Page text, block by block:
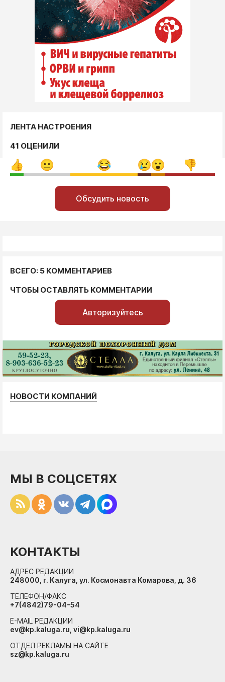
ЛЕНТА НАСТРОЕНИЯ
41 ОЦЕНИЛИ
Обсудить новость
ВСЕГО: 5 КОММЕНТАРИЕВ
ЧТОБЫ ОСТАВЛЯТЬ КОММЕНТАРИИ
Авторизуйтесь
НОВОСТИ КОМПАНИЙ
МЫ В СОЦСЕТЯХ
КОНТАКТЫ
АДРЕС РЕДАКЦИИ
248000, г. Калуга, ул. Космонавта Комарова, д. 36
ТЕЛЕФОН/ФАКС
+7(4842)79-04-54
E-MAIL РЕДАКЦИИ
ev@kp.kaluga.ru, vi@kp.kaluga.ru
ОТДЕЛ РЕКЛАМЫ НА САЙТЕ
sz@kp.kaluga.ru